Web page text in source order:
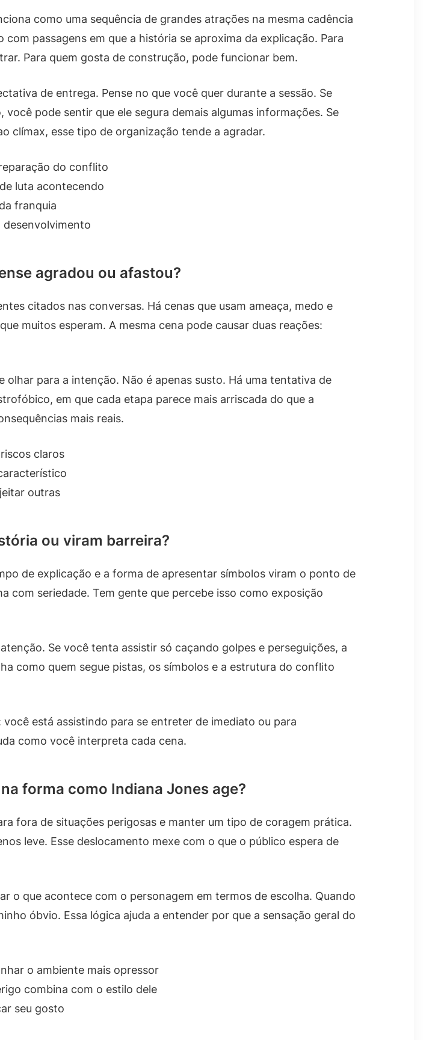
como uma sequência de grandes atrações na mesma cadência
passagens em que a história se aproxima da explicação. Para
Para quem gosta de construção, pode funcionar bem.
de entrega. Pense no que você quer durante a sessão. Se
pode sentir que ele segura demais algumas informações. Se
clímax, esse tipo de organização tende a agradar.
do conflito
luta acontecendo
franquia
desenvolvimento
agradou ou afastou?
citados nas conversas. Há cenas que usam ameaça, medo e
muitos esperam. A mesma cena pode causar duas reações:
para a intenção. Não é apenas susto. Há uma tentativa de
em que cada etapa parece mais arriscada do que a
mais reais.
claros
outras
ou viram barreira?
de explicação e a forma de apresentar símbolos viram o ponto de
seriedade. Tem gente que percebe isso como exposição
Se você tenta assistir só caçando golpes e perseguições, a
como quem segue pistas, os símbolos e a estrutura do conflito
está assistindo para se entreter de imediato ou para
como você interpreta cada cena.
forma como Indiana Jones age?
fora de situações perigosas e manter um tipo de coragem prática.
leve. Esse deslocamento mexe com o que o público espera de
o que acontece com o personagem em termos de escolha. Quando
óbvio. Essa lógica ajuda a entender por que a sensação geral do
o ambiente mais opressor
combina com o estilo dele
seu gosto